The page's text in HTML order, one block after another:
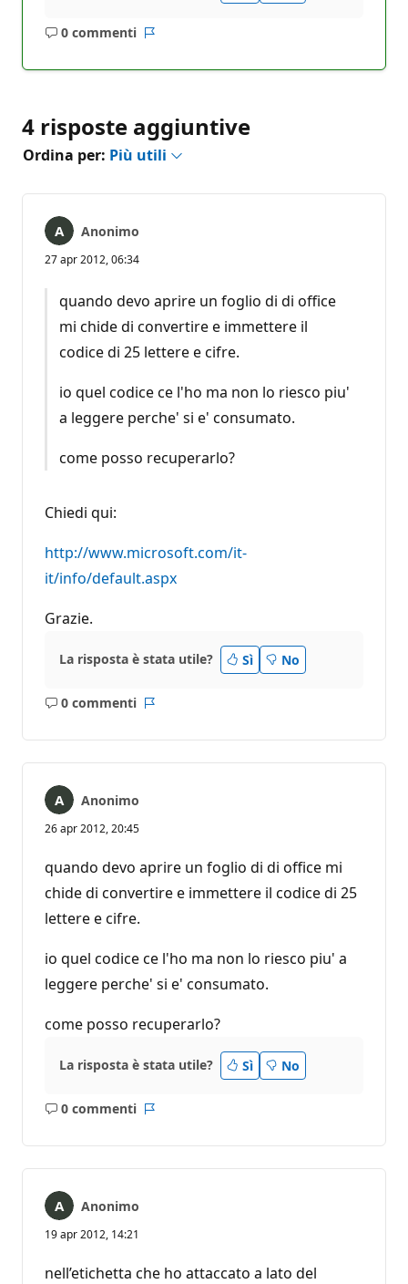
0 commenti
Nessun
4 risposte aggiuntive
Ordina per: Più utili
Anonimo
27 apr 2012, 06:34
quando devo aprire un foglio di di office
mi chide di convertire e immettere il
codice di 25 lettere e cifre.
io quel codice ce l'ho ma non lo riesco piu'
a leggere perche' si e' consumato.
come posso recuperarlo?
Chiedi qui:
http://www.microsoft.com/it-
it/info/default.aspx
Grazie.
La risposta è stata utile? Sì No
0 commenti
Nessun
Anonimo
26 apr 2012, 20:45
quando devo aprire un foglio di di office mi
chide di convertire e immettere il codice di 25
lettere e cifre.
io quel codice ce l'ho ma non lo riesco piu' a
leggere perche' si e' consumato.
come posso recuperarlo?
La risposta è stata utile? Sì No
0 commenti
Nessun
Anonimo
19 apr 2012, 14:21
nell’etichetta che ho attaccato a lato del